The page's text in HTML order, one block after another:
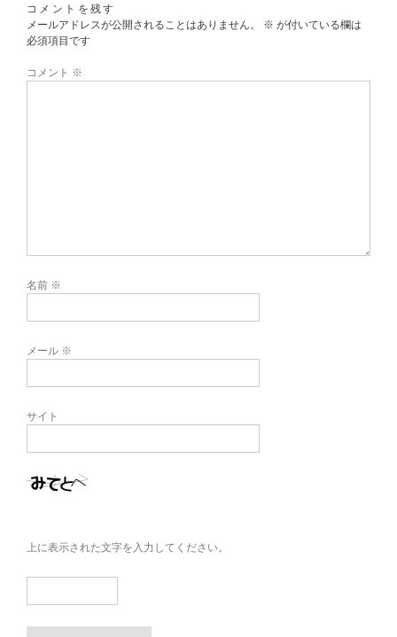
コメントを残す
メールアドレスが公開されることはありません。
※ が付いている欄は
必須項目です
コメント ※
名前 ※
メール ※
サイト
上に表示された文字を入力してください。